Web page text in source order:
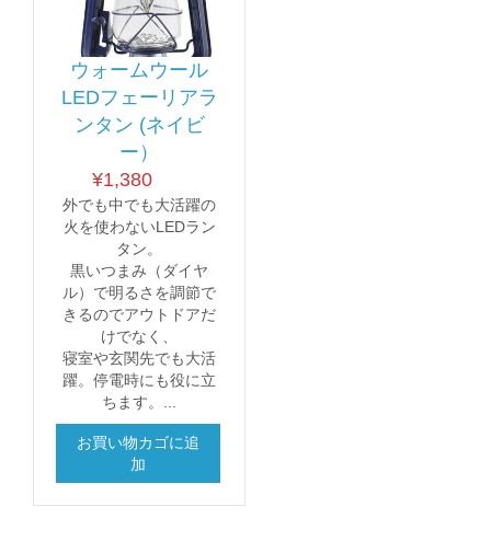
ウォームウール
LEDフェーリアラ
ンタン (ネイビ
ー）
¥1,380
外でも中でも大活躍の
火を使わないLEDラン
タン。
黒いつまみ（ダイヤ
ル）で明るさを調節で
きるのでアウトドアだ
けでなく、
寝室や玄関先でも大活
躍。停電時にも役に立
ちます。...
お買い物カゴに追
加